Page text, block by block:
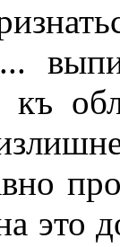
это